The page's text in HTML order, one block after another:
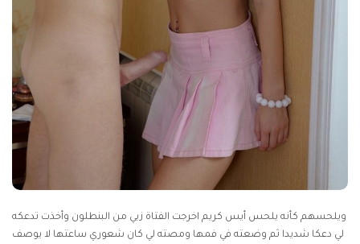
ويلحسهم كأنه يلحس أيس كريم اخرجت الفتاة زبي من البنطلون وأخذت تدعكه
لي دعكا شديدا ثم وضعته في فمها ومصته لي كان شعوري ساعتها لا يوصف